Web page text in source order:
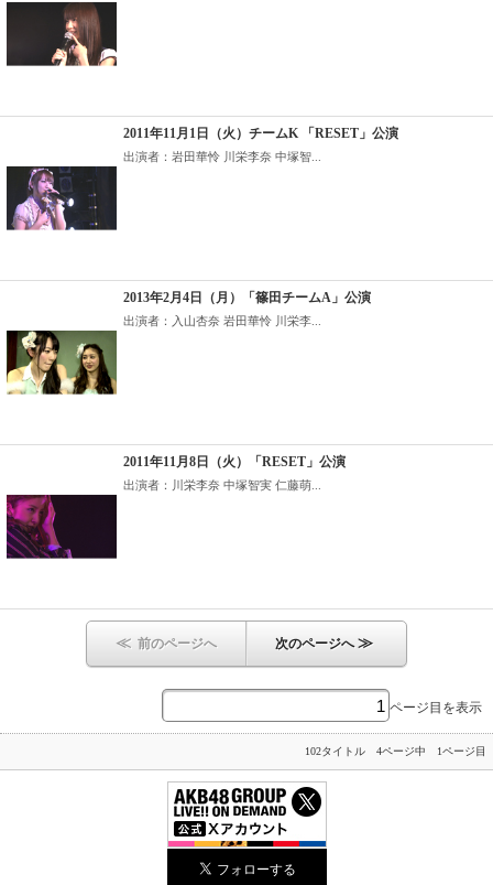
2011年11月1日（火）チームK 「RESET」公演
出演者：岩田華怜 川栄李奈 中塚智...
2013年2月4日（月）「篠田チームA」公演
出演者：入山杏奈 岩田華怜 川栄李...
2011年11月8日（火）「RESET」公演
出演者：川栄李奈 中塚智実 仁藤萌...
≪ 前のページへ 次のページへ≫
ページ目を表示
102タイトル 4ページ中 1ページ目